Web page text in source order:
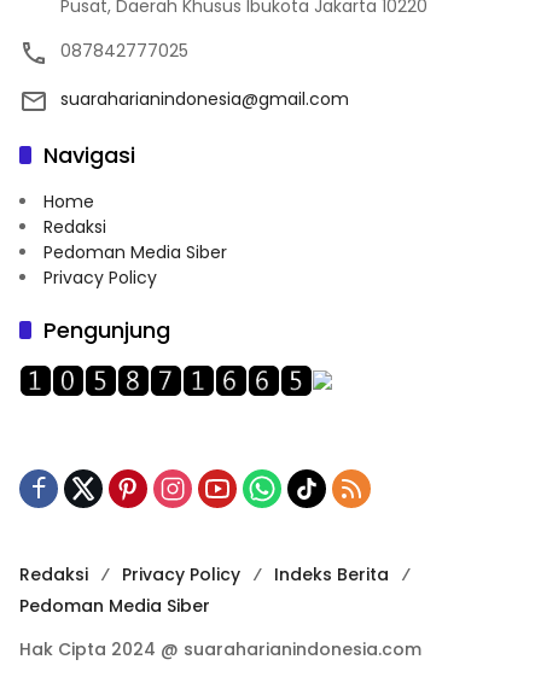
Pusat, Daerah Khusus Ibukota Jakarta 10220
087842777025
suaraharianindonesia@gmail.com
Navigasi
Home
Redaksi
Pedoman Media Siber
Privacy Policy
Pengunjung
Redaksi Privacy Policy
Indeks Berita
Pedoman Media Siber
Hak Cipta 2024 @ suaraharianindonesia.com